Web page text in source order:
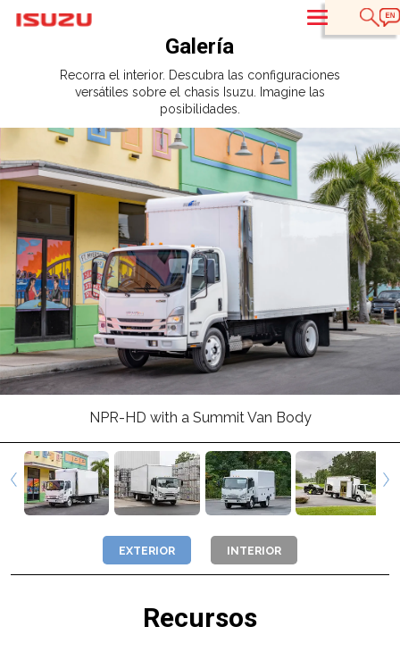
Galería
Recorra el interior. Descubra las configuraciones
versátiles sobre el chasis Isuzu. Imagine las
posibilidades.
NPR-HD with a Summit Van Body
EXTERIOR INTERIOR
Recursos